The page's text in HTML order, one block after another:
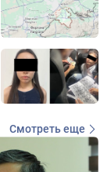
Смотреть еще